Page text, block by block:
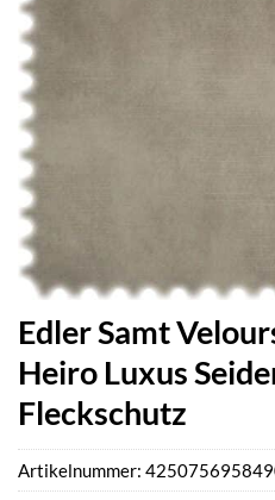
Edler Samt
Heiro Luxus
Fleckschutz
Artikelnummer: